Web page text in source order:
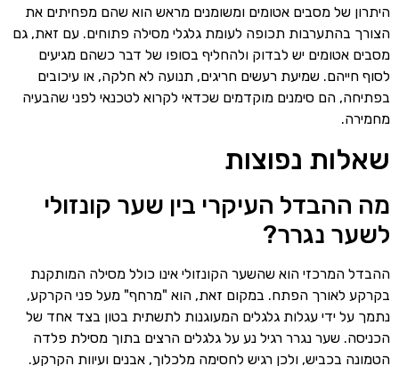
היתרון של מסבים אטומים ומשומנים מראש הוא שהם מפחיתים את
הצורך בהתערבות תכופה לעומת גלגלי מסילה פתוחים. עם זאת, גם
מסבים אטומים יש לבדוק ולהחליף בסופו של דבר כשהם מגיעים
לסוף חייהם. שמיעת רעשים חריגים, תנועה לא חלקה, או עיכובים
בפתיחה, הם סימנים מוקדמים שכדאי לקרוא לטכנאי לפני שהבעיה
מחמירה.
שאלות נפוצות
מה ההבדל העיקרי בין שער קונזולי
לשער נגרר?
ההבדל המרכזי הוא שהשער הקונזולי אינו כולל מסילה המותקנת
בקרקע לאורך הפתח. במקום זאת, הוא "מרחף" מעל פני הקרקע,
נתמך על ידי עגלות גלגלים המעוגנות לתשתית בטון בצד אחד של
הכניסה. שער נגרר רגיל נע על גלגלים הרצים בתוך מסילת פלדה
הטמונה בכביש, ולכן רגיש לחסימה מלכלוך, אבנים ועיוות הקרקע.